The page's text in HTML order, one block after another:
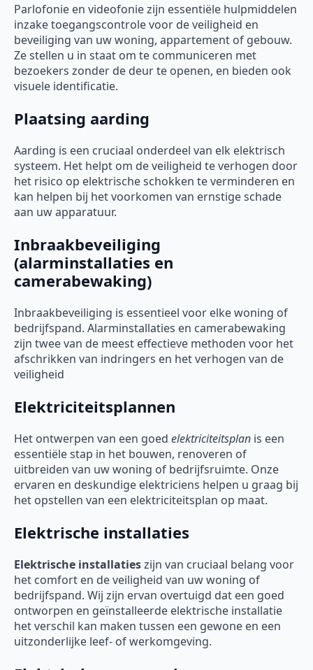
Parlofonie en videofonie zijn essentiële hulpmiddelen
inzake toegangscontrole voor de veiligheid en
beveiliging van uw woning, appartement of gebouw.
Ze stellen u in staat om te communiceren met
bezoekers zonder de deur te openen, en bieden ook
visuele identificatie.
Plaatsing aarding
Aarding is een cruciaal onderdeel van elk elektrisch
systeem. Het helpt om de veiligheid te verhogen door
het risico op elektrische schokken te verminderen en
kan helpen bij het voorkomen van ernstige schade
aan uw apparatuur.
Inbraakbeveiliging
(alarminstallaties en
camerabewaking)
Inbraakbeveiliging is essentieel voor elke woning of
bedrijfspand. Alarminstallaties en camerabewaking
zijn twee van de meest effectieve methoden voor het
afschrikken van indringers en het verhogen van de
veiligheid
Elektriciteitsplannen
Het ontwerpen van een goed elektriciteitsplan is een
essentiële stap in het bouwen, renoveren of
uitbreiden van uw woning of bedrijfsruimte. Onze
ervaren en deskundige elektriciens helpen u graag bij
het opstellen van een elektriciteitsplan op maat.
Elektrische installaties
Elektrische installatieszijn van cruciaal belang voor
het comfort en de veiligheid van uw woning of
bedrijfspand. Wij zijn ervan overtuigd dat een goed
ontworpen en geïnstalleerde elektrische installatie
het verschil kan maken tussen een gewone en een
uitzonderlijke leef- of werkomgeving.